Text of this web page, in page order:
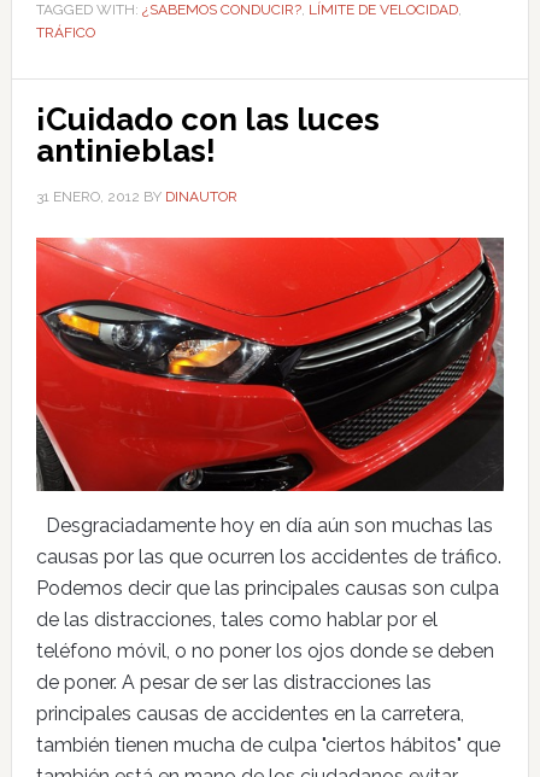
TAGGED WITH: ¿SABEMOS CONDUCIR?, LÍMITE DE VELOCIDAD,
TRÁFICO
¡Cuidado con las luces
antinieblas!
31 ENERO, 2012 BY DINAUTOR
Desgraciadamente hoy en día aún son muchas las
causas por las que ocurren los accidentes de tráfico.
Podemos decir que las principales causas son culpa
de las distracciones, tales como hablar por el
teléfono móvil, o no poner los ojos donde se deben
de poner. A pesar de ser las distracciones las
principales causas de accidentes en la carretera,
también tienen mucha de culpa "ciertos hábitos" que